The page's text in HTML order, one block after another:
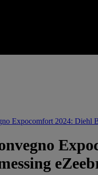
Expocomfort 2024: Diehl